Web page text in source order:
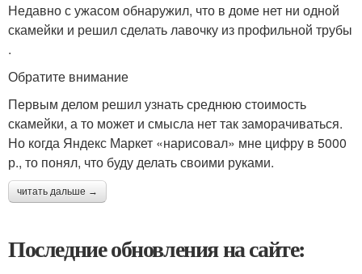
Недавно с ужасом обнаружил, что в доме нет ни одной
скамейки и решил сделать лавочку из профильной трубы
.
Обратите внимание
Первым делом решил узнать среднюю стоимость
скамейки, а то может и смысла нет так заморачиваться.
Но когда Яндекс Маркет «нарисовал» мне цифру в 5000
р., то понял, что буду делать своими руками.
читать дальше →
Последние обновления на сайте: